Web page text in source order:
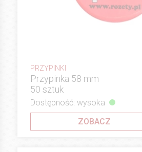
PRZYPINKI
Przypinka 58 mm
50 sztuk
Dostępność: wysoka
ZOBACZ